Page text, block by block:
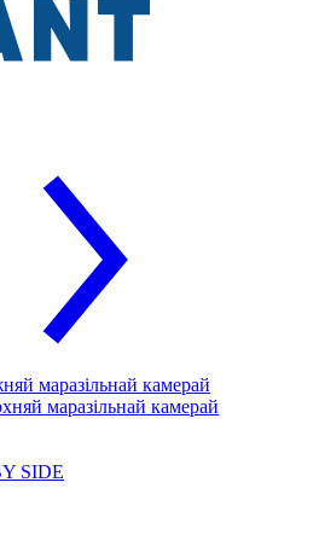
маразільнай камерай
маразільнай камерай
SIDE